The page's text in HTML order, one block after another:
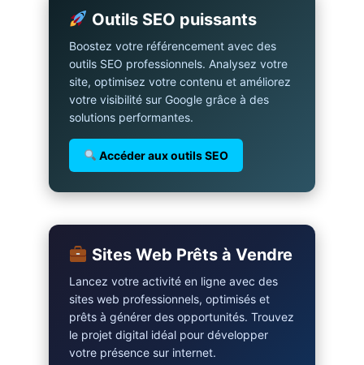
Outils SEO puissants
Boostez votre référencement avec des
outils SEO professionnels. Analysez votre
site, optimisez votre contenu et améliorez
votre visibilité sur Google grâce à des
solutions performantes.
Accéder aux outils SEO
Sites Web Prêts à Vendre
Lancez votre activité en ligne avec des
sites web professionnels, optimisés et
prêts à générer des opportunités. Trouvez
le projet digital idéal pour développer
votre présence sur internet.